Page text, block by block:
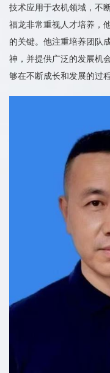
技术应用于农机领域，不
福龙非常重视人才培养，
的关键。他注重培养团队
神，并提供广泛的发展机
够在不断成长和发展的过